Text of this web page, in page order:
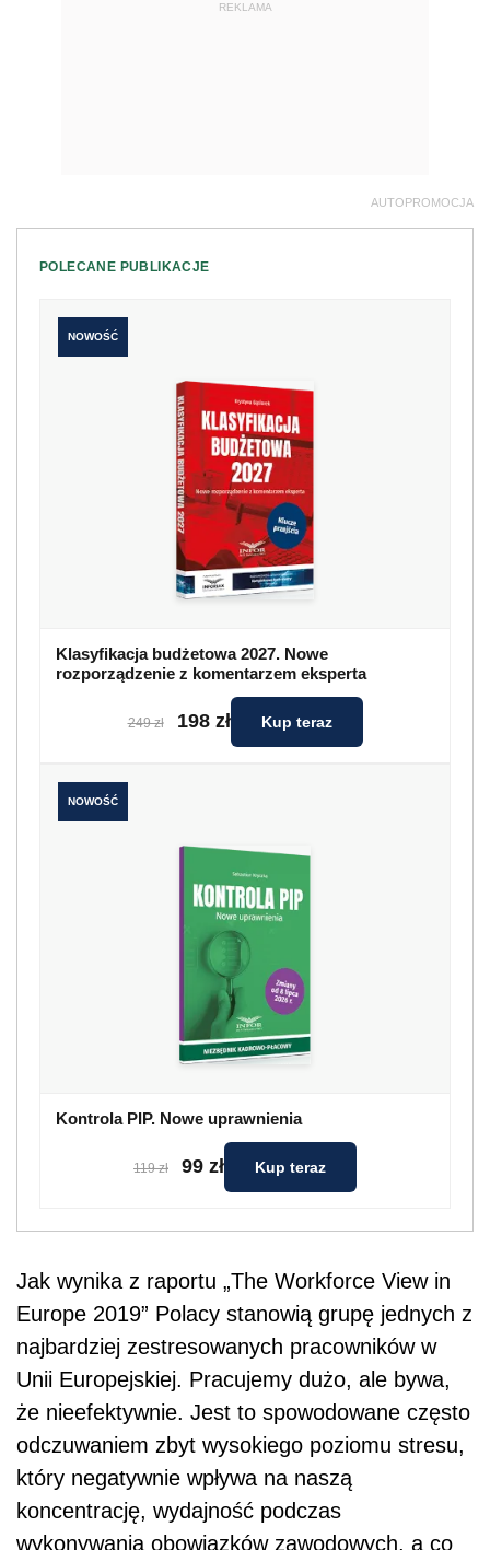
REKLAMA
AUTOPROMOCJA
POLECANE PUBLIKACJE
NOWOŚĆ
Klasyfikacja budżetowa 2027. Nowe
rozporządzenie z komentarzem eksperta
249 zł 198 zł Kup teraz
NOWOŚĆ
Kontrola PIP. Nowe uprawnienia
119 zł 99 zł Kup teraz
Jak wynika z raportu „The Workforce View in
Europe 2019” Polacy stanowią grupę jednych z
najbardziej zestresowanych pracowników w
Unii Europejskiej. Pracujemy dużo, ale bywa,
że nieefektywnie. Jest to spowodowane często
odczuwaniem zbyt wysokiego poziomu stresu,
który negatywnie wpływa na naszą
koncentrację, wydajność podczas
wykonywania obowiązków zawodowych, a co